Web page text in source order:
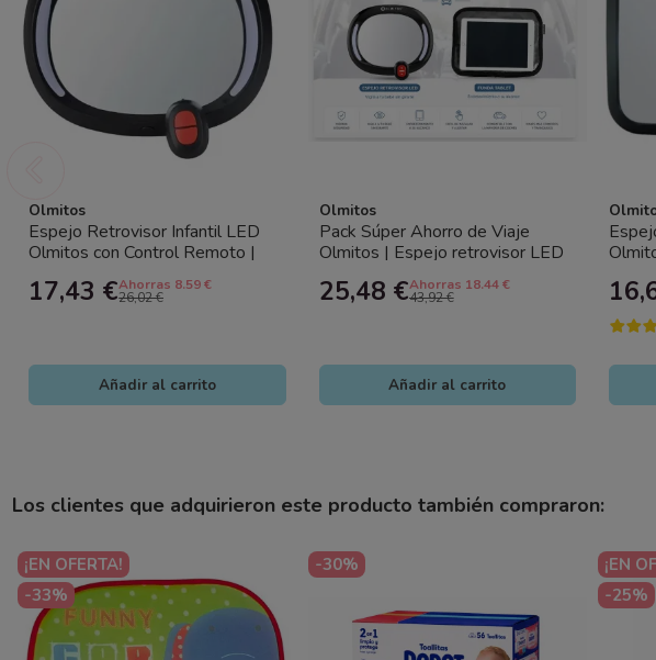
Olmitos
Espejo Retrovisor Infantil LED
Olmitos con Control Remoto |
17,43 €Ahorras 8.59 €
26,02 €
Añadir al carrito
Olmitos
Pack Súper Ahorro de Viaje
Olmitos | Espejo retrovisor LED
25,48 €Ahorras 18.44 €
43,92 €
Añadir al carrito
Los clientes que adquirieron este producto también compraron:
¡EN OFERTA!
-33%
-30%
¡EN
-25%